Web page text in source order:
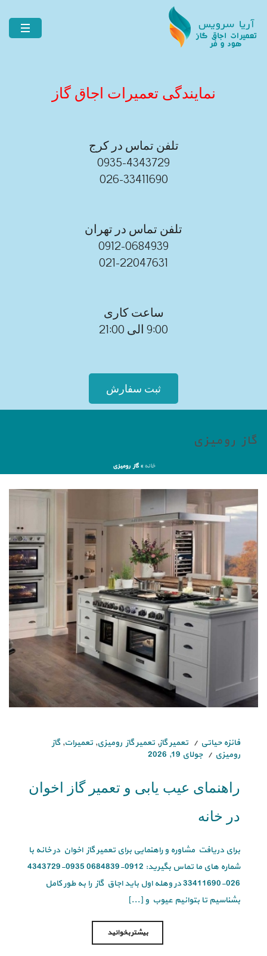
نمایندگی تعمیرات اجاق گاز
تلفن تماس در کرج
0935-4343729
026-33411690
تلفن تماس در تهران
0912-0684939
021-22047631
ساعت کاری
9:00 الی 21:00
ثبت سفارش
گاز رومیزی
خانه »گاز رومیزی
فائزه حیاتی تعمیر گاز, تعمیر گاز رومیزی, تعمیرات,گاز
رومیزی
جولای 19, 2026
راهنمای عیب یابی و تعمیر گاز اخوان
در خانه
برای دریافت مشاوره و راهنمایی برای تعمیر گاز اخوان در خانه با
شماره های ما تماس بگیرید: 0912-0684839 0935-4343729
026-33411690 در وهله اول باید اجاق گاز را به طور کامل
بشناسیم تا بتوانیم عیوب و [...]
بیشتر بخوانید